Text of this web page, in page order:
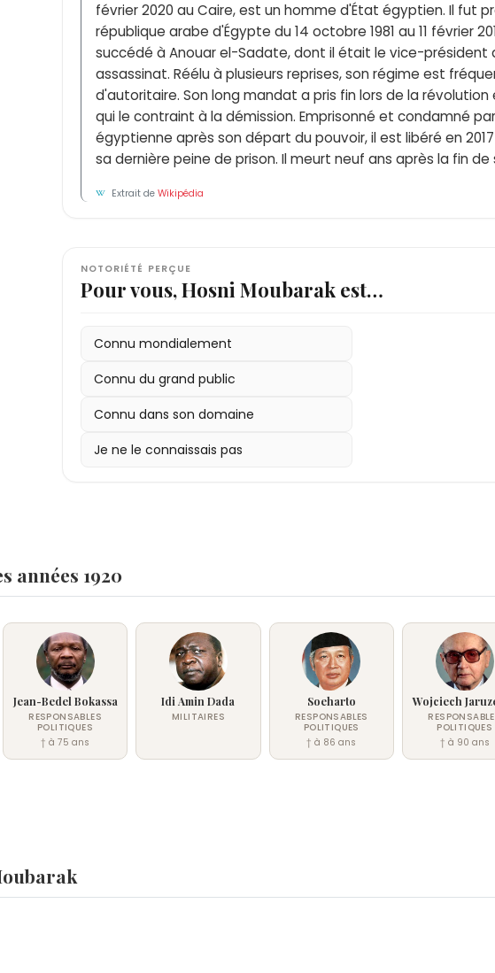
février 2020 au Caire, est un homme d'État égyptien. Il fut
république arabe d'Égypte du 14 octobre 1981 au 11 février
succédé à Anouar el-Sadate, dont il était le vice-président
assassinat. Réélu à plusieurs reprises, son régime est
d'autoritaire. Son long mandat a pris fin lors de la révolution
qui le contraint à la démission. Emprisonné et condamné
égyptienne après son départ du pouvoir, il est libéré en
sa dernière peine de prison. Il meurt neuf ans après la fin de
Extrait deWikipédia
NOTORIÉTÉ PERÇUE
Pour vous, Hosni Moubarak est…
Connu mondialement
Connu du grand public
Connu dans son domaine
Je ne le connaissais pas
années 1920
Jean-Bedel Bokassa
RESPONSABLES
POLITIQUES
† à 75 ans
Idi Amin Dada
MILITAIRES
Soeharto
RESPONSABLES
POLITIQUES
† à 86 ans
Wojciech
POLITIQUES
† à 90 ans